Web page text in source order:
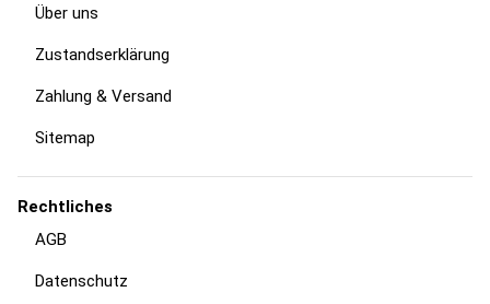
Über uns
Zustandserklärung
Zahlung & Versand
Sitemap
Rechtliches
AGB
Datenschutz